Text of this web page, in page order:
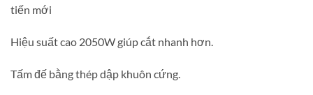
tiến mới
Hiệu suất cao 2050W giúp cắt nhanh hơn.
Tấm đế bằng thép dập khuôn cứng.